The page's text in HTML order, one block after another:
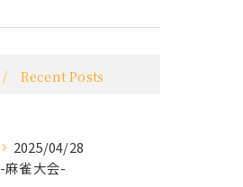
Recent Posts
2025/04/28
-麻雀大会-